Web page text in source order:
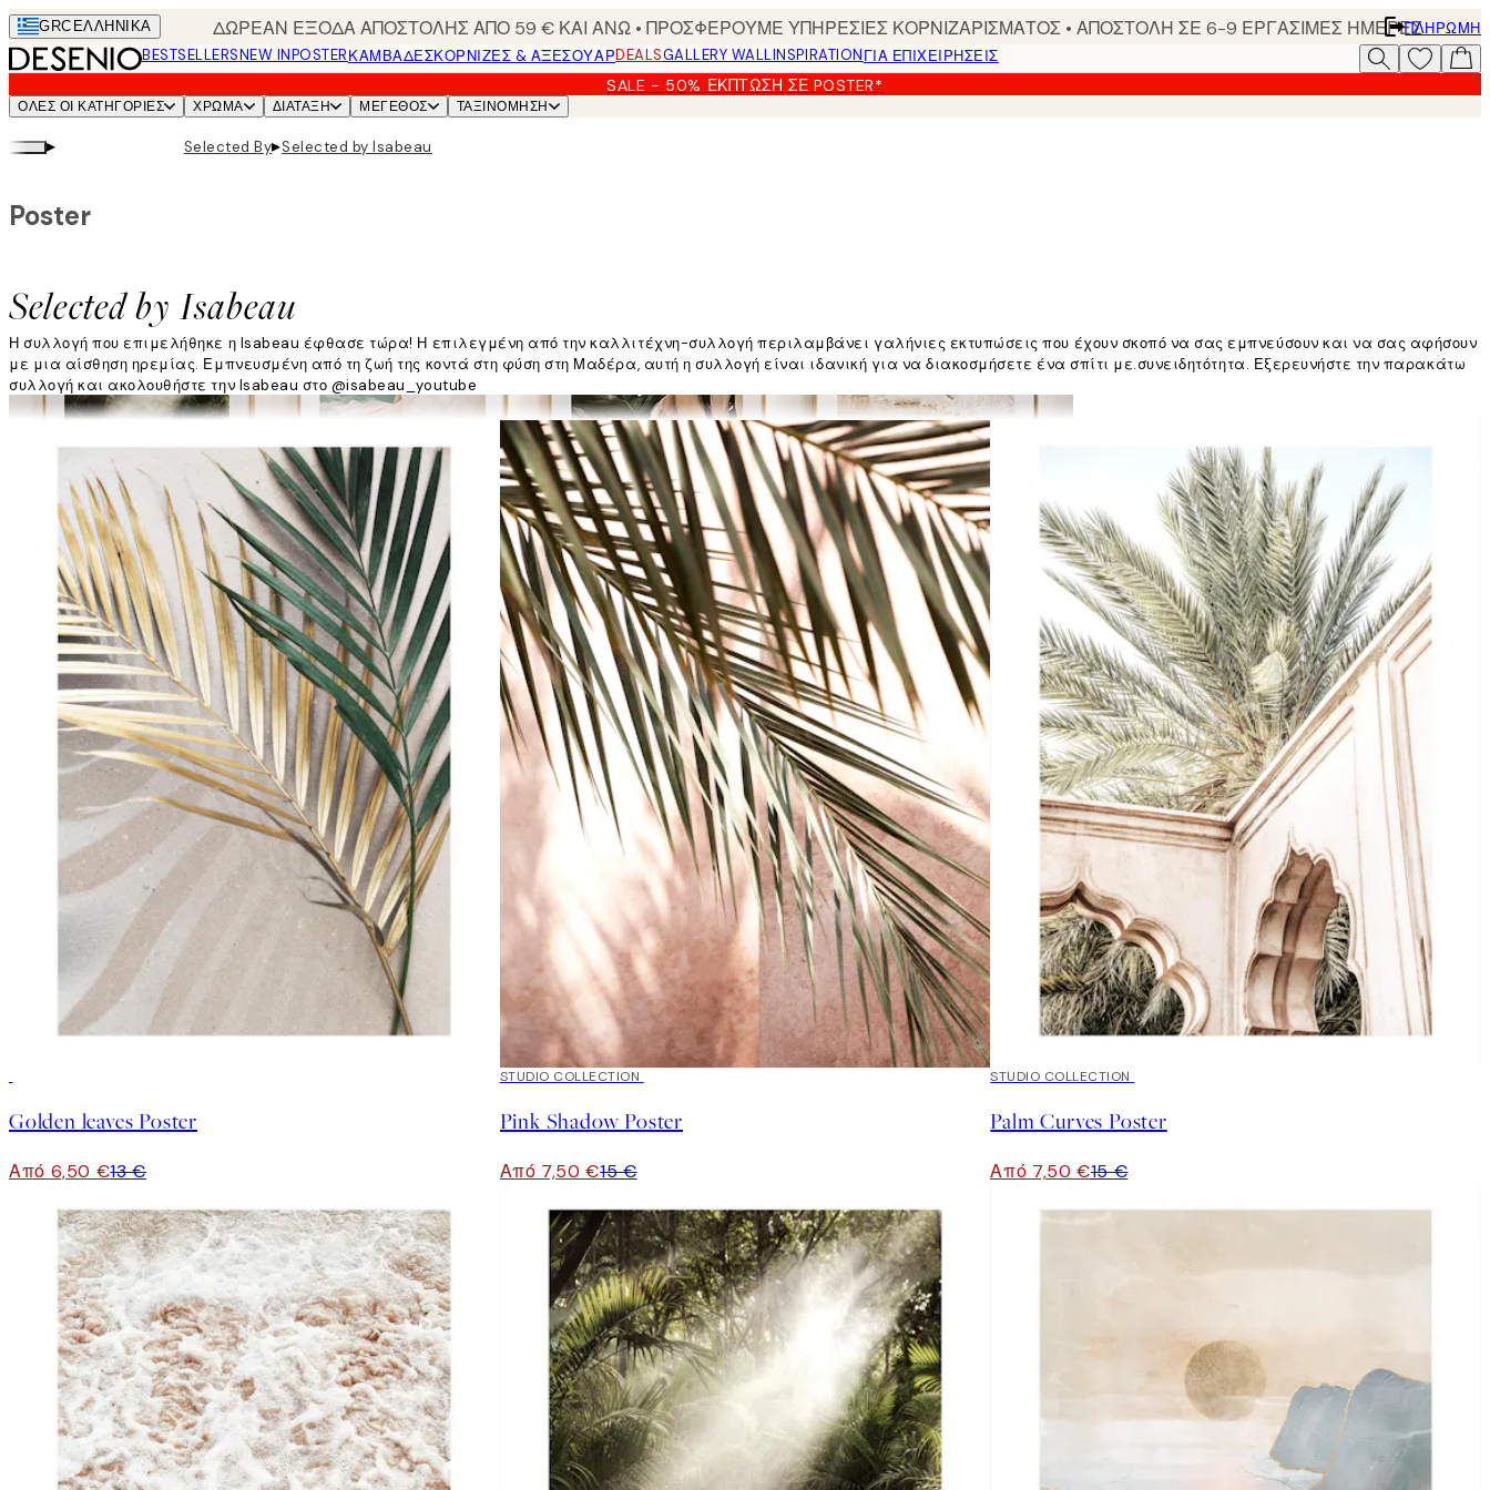
Skip
to
main
content.
GRC ΕΛΛΗΝΙΚΆ ΔΩΡΕΑΝ ΕΞΟΔΑ ΑΠΟΣΤΟΛΗΣ ΑΠΟ 59 € ΚΑΙ ΑΝΩ • ΠΡΟΣΦΕΡΟΥΜΕ ΥΠΗΡΕΣΙΕΣ ΚΟΡΝΙΖΑΡΙΣΜΑΤΟΣ • ΑΠΟΣΤΟΛΗ ΣΕ 6-9 ΕΡΓΑΣΙΜΕΣ ΗΜΕΡΕΣΠΛΗΡΩΜΉ
BESTSELLERSNEW INPOSTERΚΑΜΒΆΔΕΣΚΟΡΝΊΖΕΣ & ΑΞΕΣΟΥΆΡDEALSGALLERY WALLINSPIRATIONΓΙΑ ΕΠΙΧΕΙΡΗΣΕΙΣ
SALE - 50% ΈΚΠΤΩΣΗ ΣΕ POSTER*
ΌΛΕΣ ΟΙ ΚΑΤΗΓΟΡΊΕΣ ΧΡΩΜΑ ΔΙΑΤΑΞΗ ΜΕΓΕΘΟΣ ΤΑΞΙΝΌΜΗΣΗ
▸ Selected By▸Selected by Isabeau
Selected by Isabeau
Poster
Η συλλογή που επιμελήθηκε η Isabeau έφθασε τώρα! Η επιλεγμένη από την καλλιτέχνη-συλλογή περιλαμβάνει γαλήνιες εκτυπώσεις που έχουν σκοπό να σας εμπνεύσουν και να σας αφήσουν
με μια αίσθηση ηρεμίας. Εμπνευσμένη από τη ζωή της κοντά στη φύση στη Μαδέρα, αυτή η συλλογή είναι ιδανική για να διακοσμήσετε ένα σπίτι με.συνειδητότητα. Εξερευνήστε την παρακάτω
συλλογή και ακολουθήστε την Isabeau στο @isabeau_youtube
Golden leaves Poster
Από 6,50 €13 €
50%*
STUDIO COLLECTION
Pink Shadow Poster
Από 7,50 €15 €
50%*
STUDIO COLLECTION
Palm Curves Poster
Από 7,50 €15 €